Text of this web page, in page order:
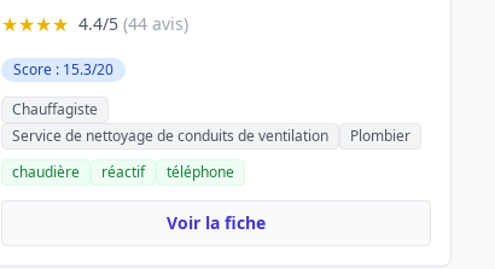
★★★★ 4.4/5(44 avis)
Score : 15.3/20
Chauffagiste
Service de nettoyage de conduits de ventilation
Plombier
chaudière
réactif téléphone
Voir la fiche